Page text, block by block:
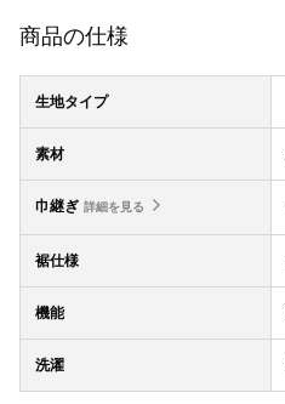
商品の仕様
生地タイプ
素材
巾継ぎ 詳細を見る
裾仕様
機能
洗濯